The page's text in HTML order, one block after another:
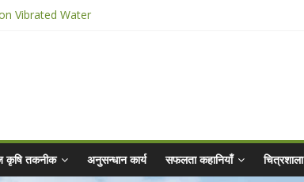
Vibrated Water
@ 2025 for Sahaj Krishi Promotions
Abhiyaan - 2025-26
कृषि तकनीक अनुसन्धान कार्य सफलता कहानियाँ चित्रशाला